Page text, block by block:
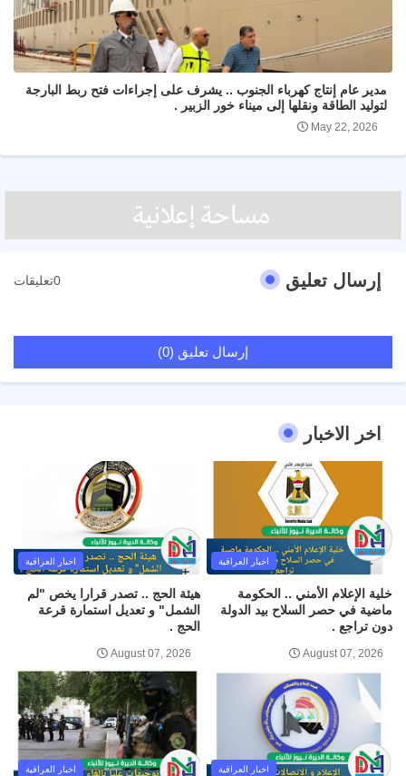
مدير عام إنتاج كهرباء الجنوب .. يشرف على إجراءات فتح ربط البارجة
لتوليد الطاقة ونقلها إلى ميناء خور الزبير .
May 22, 2026
إرسال تعليق 0تعليقات
إرسال تعليق (0)
اخر الاخبار
اخبار العراقية
خلية الإعلام الأمني .. الحكومة
ماضية في حصر السلاح بيد الدولة
دون تراجع .
August 07, 2026
اخبار العراقية
هيئة الحج .. تصدر قرارا يخص "لم
الشمل" و تعديل استمارة قرعة
الحج .
August 07, 2026
اخبار العراقية اخبار العراقية